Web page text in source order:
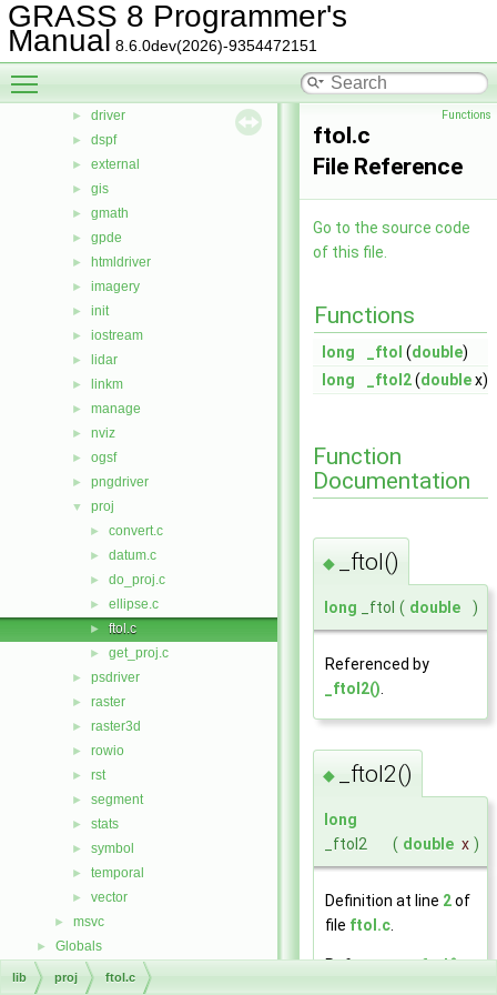
GRASS 8 Programmer's
Manual 8.6.0dev(2026)-9354472151
► cluster
► datetime
► db
► driver
► dspf
► external
► gis
► gmath
► gpde
► htmldriver
► imagery
► init
► iostream
► lidar
► linkm
► manage
► nviz
► ogsf
► pngdriver
▼ proj
► convert.c
► datum.c
► do_proj.c
► ellipse.c
► ftol.c
► get_proj.c
► psdriver
► raster
► raster3d
► rowio
► rst
► segment
► stats
► symbol
► temporal
► vector
► msvc
► Globals
Functions
ftol.c
File Reference
Go to the source code
of this file.
Functions
long _ftol (double)
long
_ftol2(doublex)
Function
Documentation
◆ _ftol()
long _ftol ( double )
Referenced by
_ftol2()
◆ _ftol2()
long
_ftol2
( double x )
Definition at line 2of
file ftol.c
References_ftol(),
lib proj ftol.c